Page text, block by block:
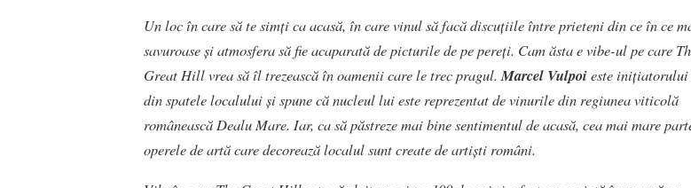
Un loc în care să te simți ca acasă, în care vinul să facă discuțiile între prieteni din ce în ce
savuroase și atmosfera să fie acaparată de picturile de pe pereți. Cam ăsta e vibe-ul pe care
Great Hill vrea să îl trezească în oamenii care le trec pragul. Marcel Vulpoieste
din spatele localului și spune că nucleul lui este reprezentat de vinurile din regiunea viticolă
românească Dealu Mare. Iar, ca să păstreze mai bine sentimentul de acasă, cea mai mare
operele de artă care decorează localul sunt create de artiști români.